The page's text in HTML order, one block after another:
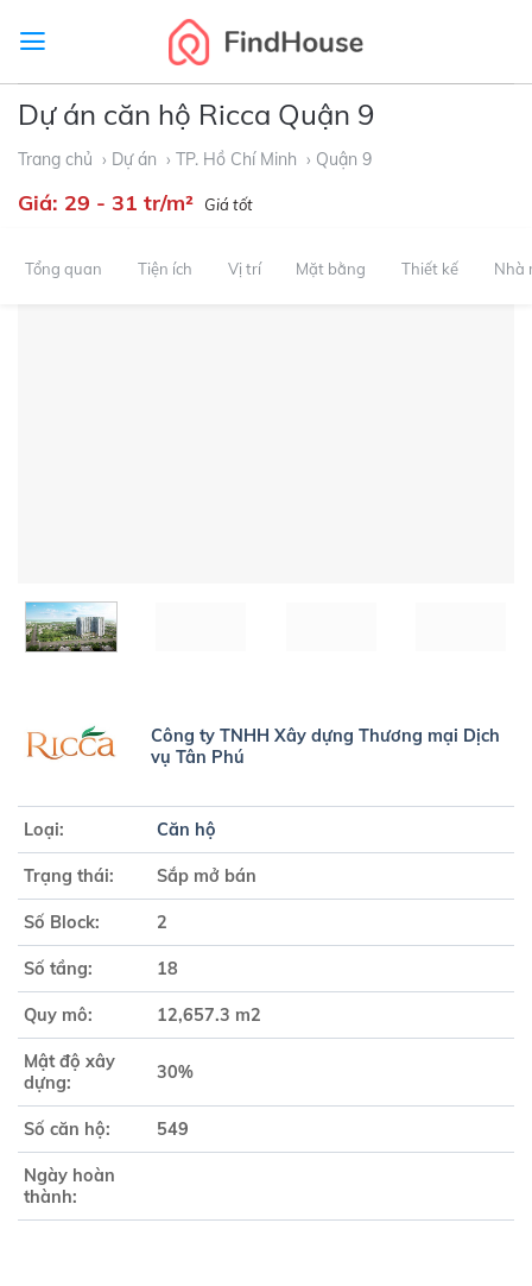
Dự án căn hộ Ricca Quận 9
Trang chủ › Dự án › TP. Hồ Chí Minh › Quận 9
Giá: 29 - 31 tr/m² Giá tốt
Tổng quan Tiện ích Vị trí Mặt bằng Thiết kế Nhà
Công ty TNHH Xây dựng Thương mại Dịch
vụ Tân Phú
Loại: Căn hộ
Trạng thái: Sắp mở bán
Số Block: 2
Số tầng: 18
Quy mô: 12,657.3 m2
Mật độ xây
dựng:
30%
Số căn hộ: 549
Ngày hoàn
thành: